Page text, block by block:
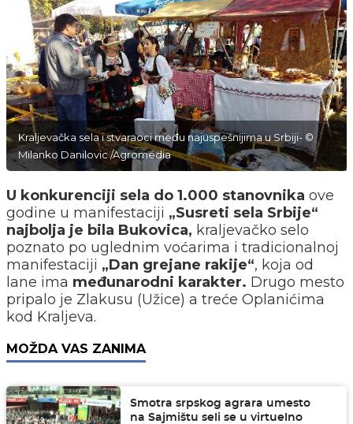
Kraljevačka sela i stvaraoci među najuspešnijima u Srbiji- ©
Milanko Danilovic /Agromedia
U konkurenciji sela do 1.000 stanovnika ove
godine u manifestaciji „Susreti sela Srbije“
najbolja je bila Bukovica, kraljevačko selo
poznato po uglednim voćarima i tradicionalnoj
manifestaciji „Dan grejane rakije“, koja od
lane ima međunarodni karakter. Drugo mesto
pripalo je Zlakusu (Užice) a treće Oplanićima
kod Kraljeva.
MOŽDA VAS ZANIMA
Smotra srpskog agrara umesto
na Sajmištu seli se u virtuelno